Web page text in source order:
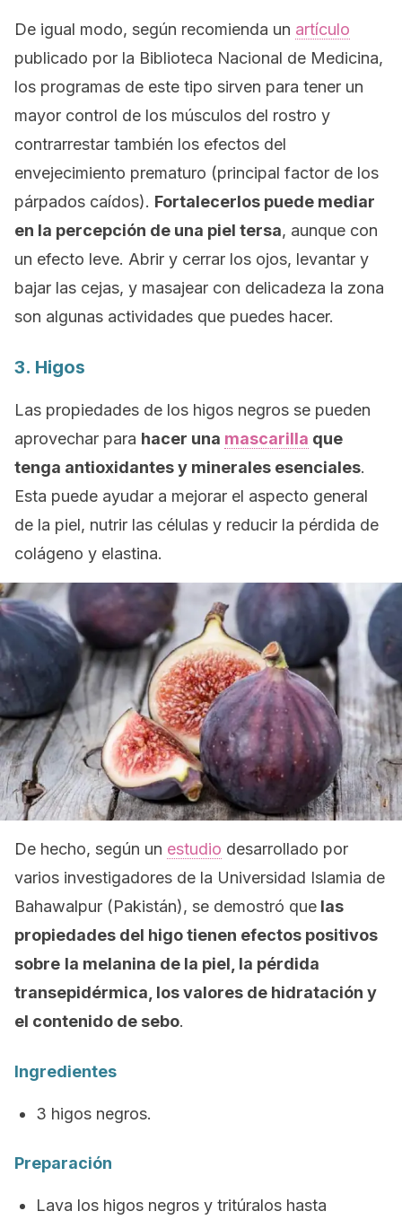
De igual modo, según recomienda un artículo
publicado por la Biblioteca Nacional de Medicina,
los programas de este tipo sirven para tener un
mayor control de los músculos del rostro y
contrarrestar también los efectos del
envejecimiento prematuro (principal factor de los
párpados caídos). Fortalecerlos puede mediar
en la percepción de una piel tersa, aunque con
un efecto leve. Abrir y cerrar los ojos, levantar y
bajar las cejas, y masajear con delicadeza la zona
son algunas actividades que puedes hacer.
3. Higos
Las propiedades de los higos negros se pueden
aprovechar para hacer una mascarilla que
tenga antioxidantes y minerales esenciales.
Esta puede ayudar a mejorar el aspecto general
de la piel, nutrir las células y reducir la pérdida de
colágeno y elastina.
De hecho, según un estudio desarrollado por
varios investigadores de la Universidad Islamia de
Bahawalpur (Pakistán), se demostró que las
propiedades del higo tienen efectos positivos
sobre la melanina de la piel, la pérdida
transepidérmica, los valores de hidratación y
el contenido de sebo.
Ingredientes
3 higos negros.
Preparación
Lava los higos negros y tritúralos hasta